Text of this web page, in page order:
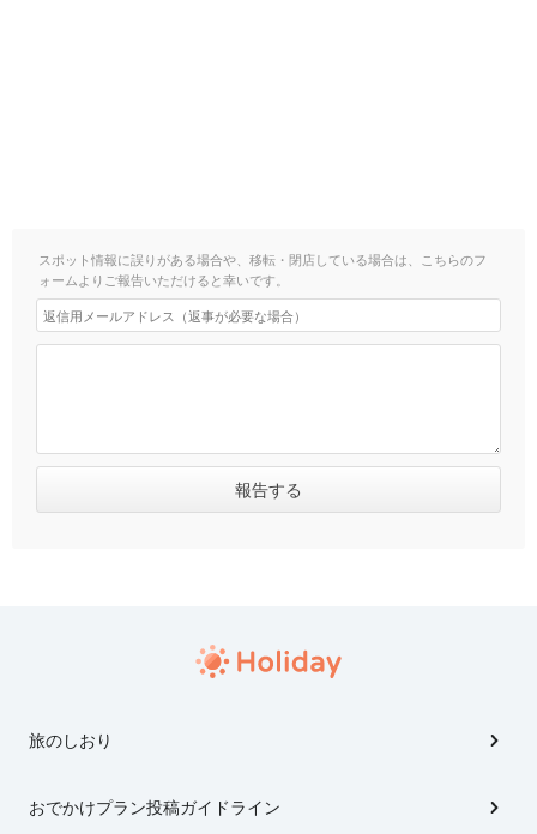
スポット情報に誤りがある場合や、移転・閉店している場合は、こちらのフ
ォームよりご報告いただけると幸いです。
旅のしおり
おでかけプラン投稿ガイドライン